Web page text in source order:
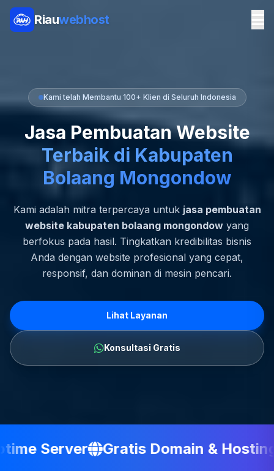
Riauwebhost
Kami telah Membantu 100+ Klien di Seluruh Indonesia
Jasa Pembuatan Website
Terbaik di Kabupaten
Bolaang Mongondow
Kami adalah mitra terpercaya untuk jasa pembuatan
website kabupaten bolaang mongondow yang
berfokus pada hasil. Tingkatkan kredibilitas bisnis
Anda dengan website profesional yang cepat,
responsif, dan dominan di mesin pencari.
Lihat Layanan
Konsultasi Gratis
Server Gratis Domain & Hosting